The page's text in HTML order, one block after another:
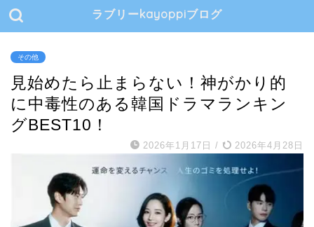
ラブリーkayoppiブログ
その他
見始めたら止まらない！神がかり的
に中毒性のある韓国ドラマランキン
グBEST10！
2026年1月17日 / 2026年4月28日